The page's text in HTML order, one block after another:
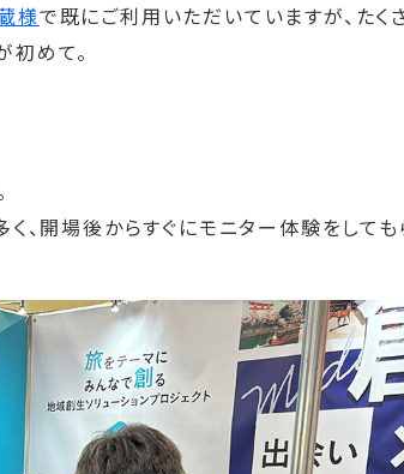
様で既にご利用いただいていますが、たく
めて。
、開場後からすぐにモニター体験をしても